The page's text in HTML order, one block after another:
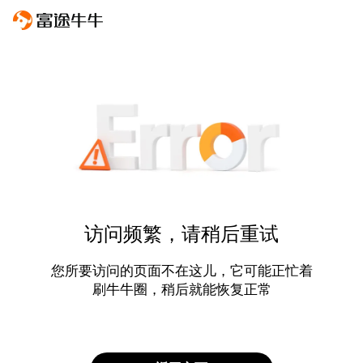
访问频繁，请稍后重试
您所要访问的页面不在这儿，它可能正忙着
刷牛牛圈，稍后就能恢复正常